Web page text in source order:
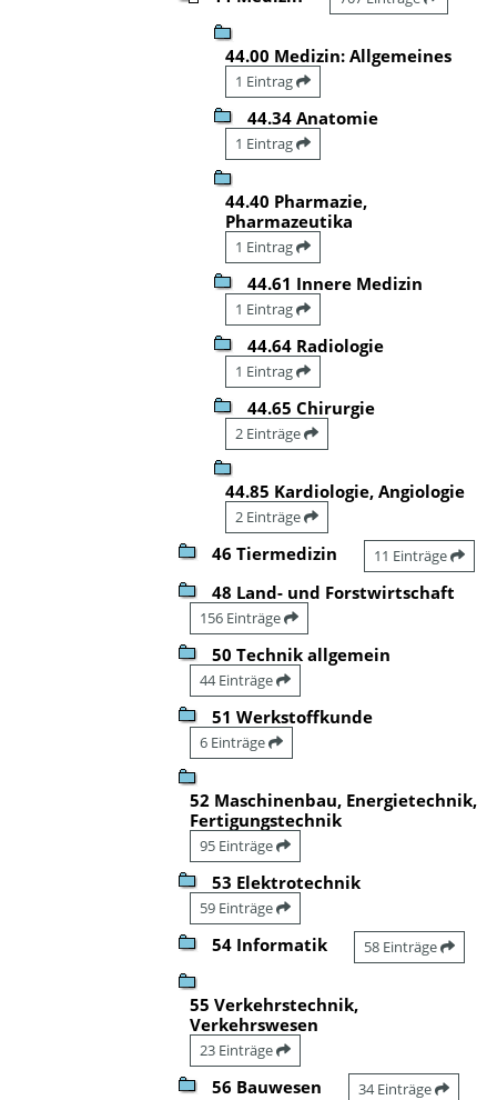
44.00 Medizin: Allgemeines
1 Eintrag
44.34 Anatomie
1 Eintrag
44.40 Pharmazie,
Pharmazeutika
1 Eintrag
44.61 Innere Medizin
1 Eintrag
44.64 Radiologie
1 Eintrag
44.65 Chirurgie
2 Einträge
44.85 Kardiologie, Angiologie
2 Einträge
46 Tiermedizin 11 Einträge
48 Land- und Forstwirtschaft
156 Einträge
50 Technik allgemein
44 Einträge
51 Werkstoffkunde
6 Einträge
52 Maschinenbau, Energietechnik,
Fertigungstechnik
95 Einträge
53 Elektrotechnik
59 Einträge
54 Informatik 58 Einträge
55 Verkehrstechnik,
Verkehrswesen
23 Einträge
56 Bauwesen 34 Einträge